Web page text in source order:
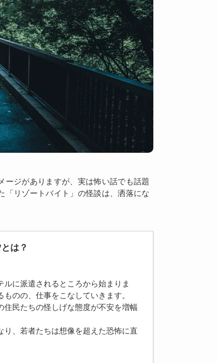
ージがありますが、実は怖い話でも話題
「リゾートバイト」の怪談は、洒落にな
は？
に派遣されるところから始まりま
のの、仕事をこなしていきます。
住民たちの怪しげな態度が不安を増幅
、若者たちは想像を超えた恐怖に直